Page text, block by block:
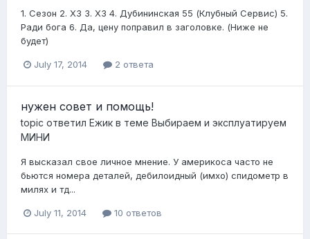
1. Сезон 2. ХЗ 3. ХЗ 4. Дубининская 55 (Клубный Сервис) 5.
Ради бога 6. Да, цену поправил в заголовке. (Ниже не
будет)
July 17, 2014 2 ответа
нужен совет и помощь!
topic ответил Ежик в теме Выбираем и эксплуатируем
МИНИ
Я высказал свое личное мнение. У америкоса часто не
бьются номера деталей, дебилоидный (имхо) спидометр в
милях и тд...
July 11, 2014 10 ответов